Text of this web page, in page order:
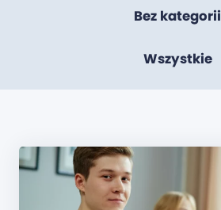
Bez kategorii
Wszystkie